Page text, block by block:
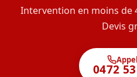
Intervention en moins de
Devis
0472